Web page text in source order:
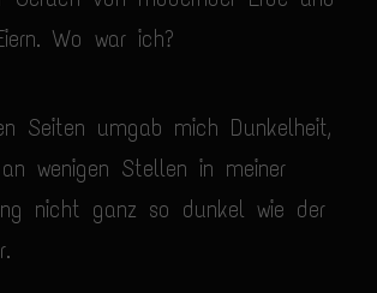
Wo war ich?
Seiten umgab mich Dunkelheit,
wenigen Stellen in meiner
nicht ganz so dunkel wie der